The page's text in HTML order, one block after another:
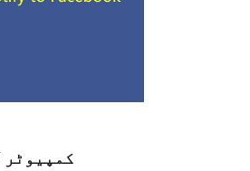
کمپیوٹر